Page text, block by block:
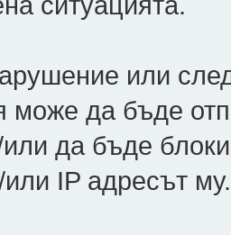
или
може да бъде
или да бъде
IP адресът му.